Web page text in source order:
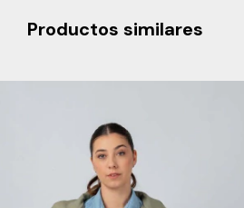
Productos similares